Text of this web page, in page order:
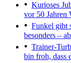
Kurioses
vor 50 Jahren
Funkel gibt
besonders –
Trainer-
bin froh, dass